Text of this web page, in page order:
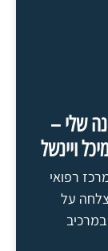
שלי –
רפואי
על